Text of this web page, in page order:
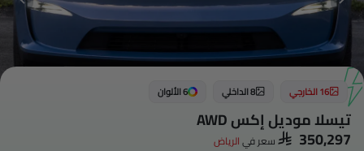
16 الخارجي 8 الداخلي 6 الألوان
تيسلا موديل إكس AWD
SAR 350,297 سعر فيالرياض‎